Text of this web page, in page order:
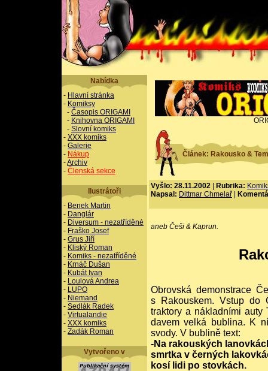
Nabídka
- Hlavní stránka
- Komiksy
- Časopis ORIGAMI
- Knihovna ORIGAMI
- Slovní komiks
- XXX komiks
- Galerie
- Nákup
-Archiv
- Členská sekce
Ilustrátoři
- Benek Martin
- Danglár
- Diversum - nezatříděné
- Fraško Josef
- Grus Jiří
- Kliský Roman
- Komiks - nezatříděné
- Krnáč Dušan
- Kubát Ivan
- Loulová Andrea
- LUPO
- Niemand
- Sedlák Radek
- Virtualandie
- XXX komiks
- Zadák Roman
Vytvořeno v
Článek: Rakousko &
Vyšlo: 28.11.2002 Rubrika:
Napsal: Dittmar Chmelař
aneb Češi & Kaprun.
Obrovská demonstrace
s Rakouskem. Vstup do
traktory a nákladními auty
davem velká bublina. K
svody. V bublině text:
-Na rakouských
smrtka v černých
kosí lidi po stovkách.